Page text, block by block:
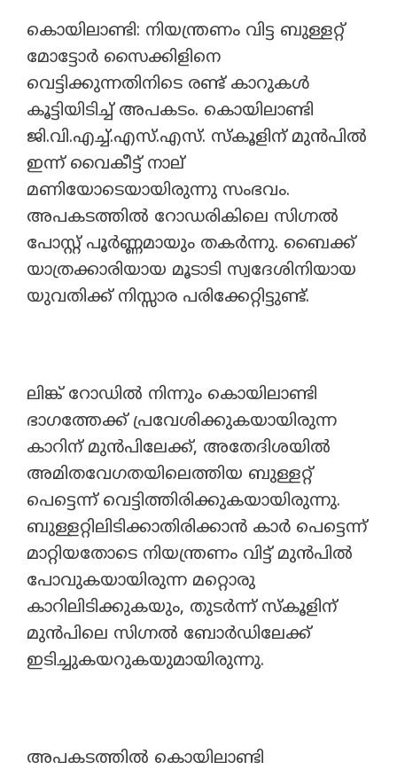
​കൊയിലാണ്ടി: നിയന്ത്രണം വിട്ട ബുള്ളറ്റ്
മോട്ടോർ സൈക്കിളിനെ
വെട്ടിക്കുന്നതിനിടെ രണ്ട് കാറുകൾ
കൂട്ടിയിടിച്ച് അപകടം. കൊയിലാണ്ടി
ജി.വി.എച്ച്.എസ്.എസ്. സ്കൂളിന് മുൻപിൽ
ഇന്ന് വൈകീട്ട് നാല്
മണിയോടെയായിരുന്നു സംഭവം.
അപകടത്തിൽ റോഡരികിലെ സിഗ്നൽ
പോസ്റ്റ് പൂർണ്ണമായും തകർന്നു. ബൈക്ക്
യാത്രക്കാരിയായ മൂടാടി സ്വദേശിനിയായ
യുവതിക്ക് നിസ്സാര പരിക്കേറ്റിട്ടുണ്ട്.
ലിങ്ക് റോഡിൽ നിന്നും കൊയിലാണ്ടി
ഭാഗത്തേക്ക് പ്രവേശിക്കുകയായിരുന്ന
കാറിന് മുൻപിലേക്ക്, അതേദിശയിൽ
അമിതവേഗതയിലെത്തിയ ബുള്ളറ്റ്
പെട്ടെന്ന് വെട്ടിത്തിരിക്കുകയായിരുന്നു.
ബുള്ളറ്റിലിടിക്കാതിരിക്കാൻ കാർ പെട്ടെന്ന്
മാറ്റിയതോടെ നിയന്ത്രണം വിട്ട് മുൻപിൽ
പോവുകയായിരുന്ന മറ്റൊരു
കാറിലിടിക്കുകയും, തുടർന്ന് സ്കൂളിന്
മുൻപിലെ സിഗ്നൽ ബോർഡിലേക്ക്
ഇടിച്ചുകയറുകയുമായിരുന്നു.
അപകടത്തിൽ കൊയിലാണ്ടി